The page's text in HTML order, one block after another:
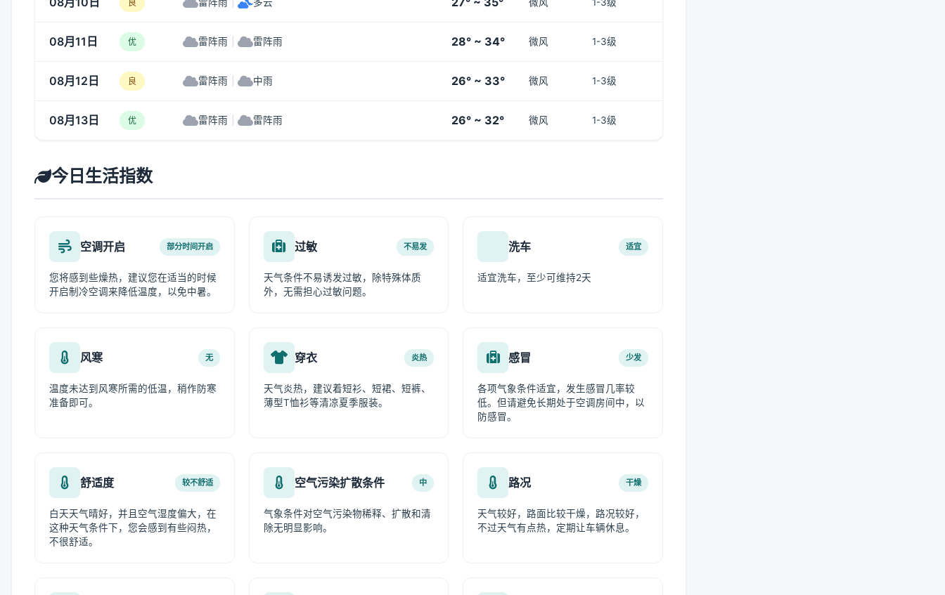
良
08月11日 优 雷阵雨 雷阵雨 28° ~ 34° 微风 1-3级
08月12日 良 雷阵雨 中雨 26° ~ 33° 微风 1-3级
08月13日 优 雷阵雨 雷阵雨 26° ~ 32° 微风 1-3级
今日生活指数
空调开启 部分时间开启
您将感到些燥热，建议您在适当的时候
开启制冷空调来降低温度，以免中暑。
过敏 不易发
天气条件不易诱发过敏，除特殊体质
外，无需担心过敏问题。
洗车 适宜
适宜洗车，至少可维持2天
风寒 无
温度未达到风寒所需的低温，稍作防寒
准备即可。
穿衣 炎热
天气炎热，建议着短衫、短裙、短裤、
薄型T恤衫等清凉夏季服装。
感冒 少发
各项气象条件适宜，发生感冒几率较
低。但请避免长期处于空调房间中，以
防感冒。
舒适度 较不舒适
白天天气晴好，并且空气湿度偏大，在
这种天气条件下，您会感到有些闷热，
不很舒适。
空气污染扩散条件 中
气象条件对空气污染物稀释、扩散和清
除无明显影响。
路况 干燥
天气较好，路面比较干燥，路况较好，
不过天气有点热，定期让车辆休息。